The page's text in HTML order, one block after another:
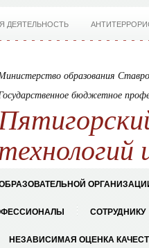
ДЕЯТЕЛЬНОСТЬ
образования
бюджетное
СОТРУДНИКУ
НЕЗАВИСИМАЯ ОЦЕНКА